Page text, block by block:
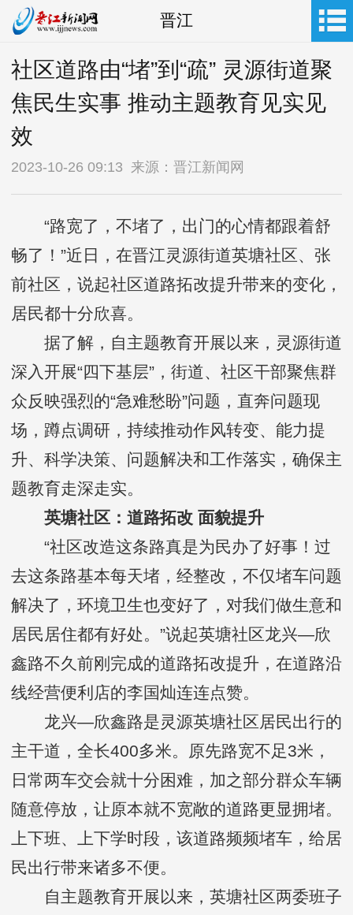
晋江
社区道路由“堵”到“疏” 灵源街道聚
焦民生实事 推动主题教育见实见
效
2023-10-26 09:13 来源：晋江新闻网
“路宽了，不堵了，出门的心情都跟着舒
畅了！”近日，在晋江灵源街道英塘社区、张
前社区，说起社区道路拓改提升带来的变化，
居民都十分欣喜。
据了解，自主题教育开展以来，灵源街道
深入开展“四下基层”，街道、社区干部聚焦群
众反映强烈的“急难愁盼”问题，直奔问题现
场，蹲点调研，持续推动作风转变、能力提
升、科学决策、问题解决和工作落实，确保主
题教育走深走实。
英塘社区：道路拓改 面貌提升
“社区改造这条路真是为民办了好事！过
去这条路基本每天堵，经整改，不仅堵车问题
解决了，环境卫生也变好了，对我们做生意和
居民居住都有好处。”说起英塘社区龙兴—欣
鑫路不久前刚完成的道路拓改提升，在道路沿
线经营便利店的李国灿连连点赞。
龙兴—欣鑫路是灵源英塘社区居民出行的
主干道，全长400多米。原先路宽不足3米，
日常两车交会就十分困难，加之部分群众车辆
随意停放，让原本就不宽敞的道路更显拥堵。
上下班、上下学时段，该道路频频堵车，给居
民出行带来诸多不便。
自主题教育开展以来，英塘社区两委班子